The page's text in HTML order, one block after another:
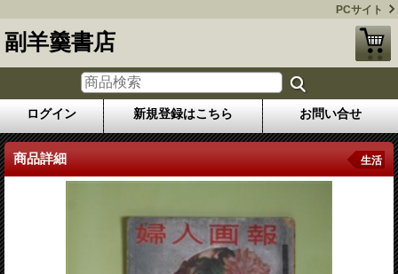
PCサイト
副羊羹書店
ログイン 新規登録はこちら お問い合せ
商品詳細 生活